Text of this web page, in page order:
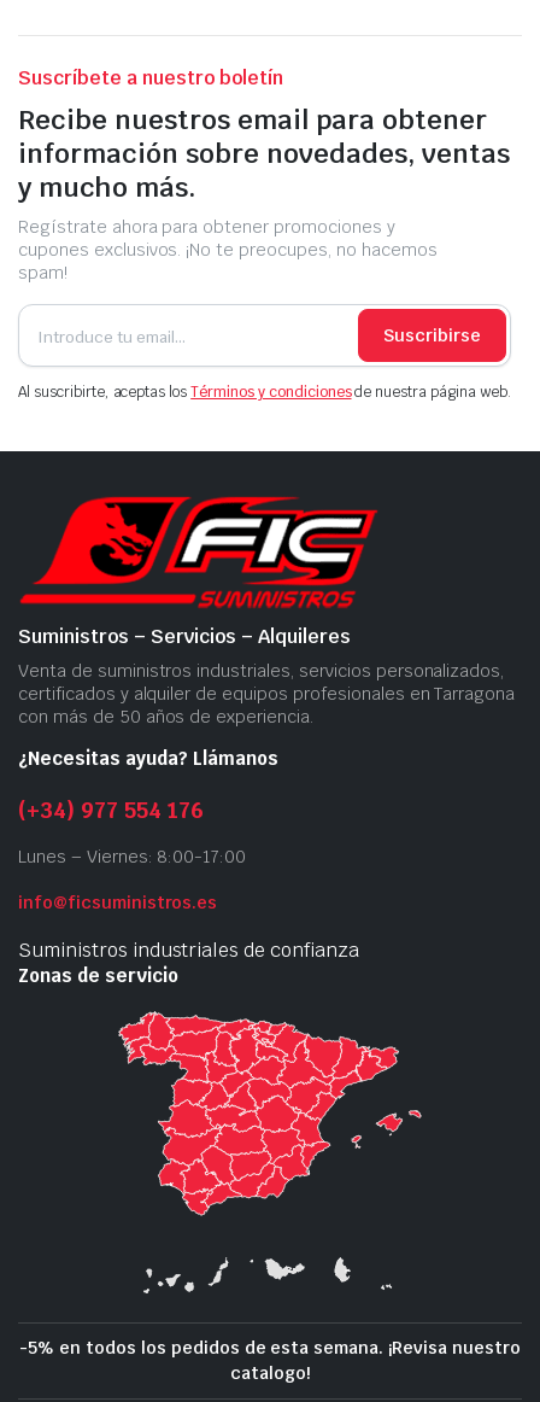
Suscríbete a nuestro boletín
Recibe nuestros email para obtener
información sobre novedades, ventas
y mucho más.
Regístrate ahora para obtener promociones y
cupones exclusivos. ¡No te preocupes, no hacemos
spam!
Suscribirse
Al suscribirte, aceptas losTérminos y condicionesde nuestra página web.
Suministros – Servicios – Alquileres
Venta de suministros industriales, servicios personalizados,
certificados y alquiler de equipos profesionales en Tarragona
con más de 50 años de experiencia.
¿Necesitas ayuda? Llámanos
(+34) 977 554 176
Lunes – Viernes: 8:00-17:00
info@ficsuministros.es
Suministros industriales de confianza
Zonas de servicio
-5% en todos los pedidos de esta semana. ¡Revisa nuestro
catalogo!